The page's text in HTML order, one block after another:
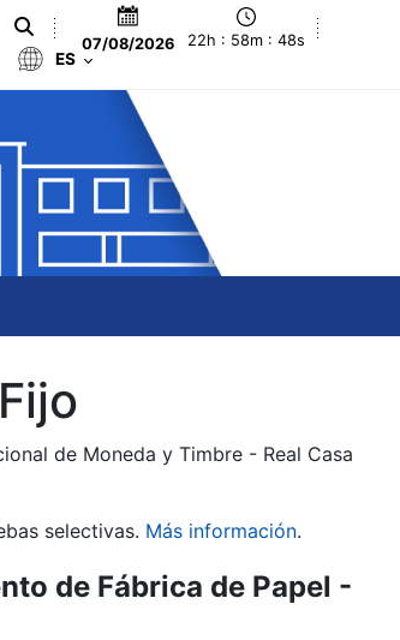
07/08/2026 22h : 58m : 48s
ES
de Moneda y Timbre - Real Casa
selectivas. Más información.
de Fábrica de Papel -